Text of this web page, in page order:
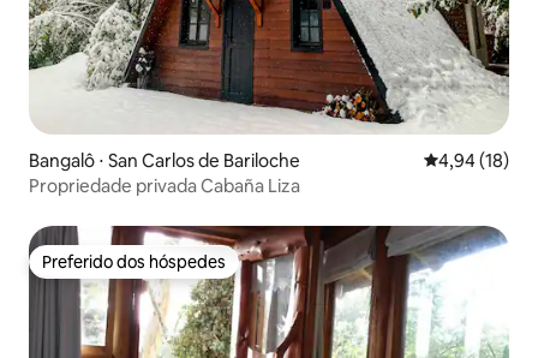
Bangalô ⋅ San Carlos de Bariloche 4,94 de uma
4,94 (18)
Propriedade privada Cabaña Liza
Preferido dos hóspedes
Preferido dos hóspedes